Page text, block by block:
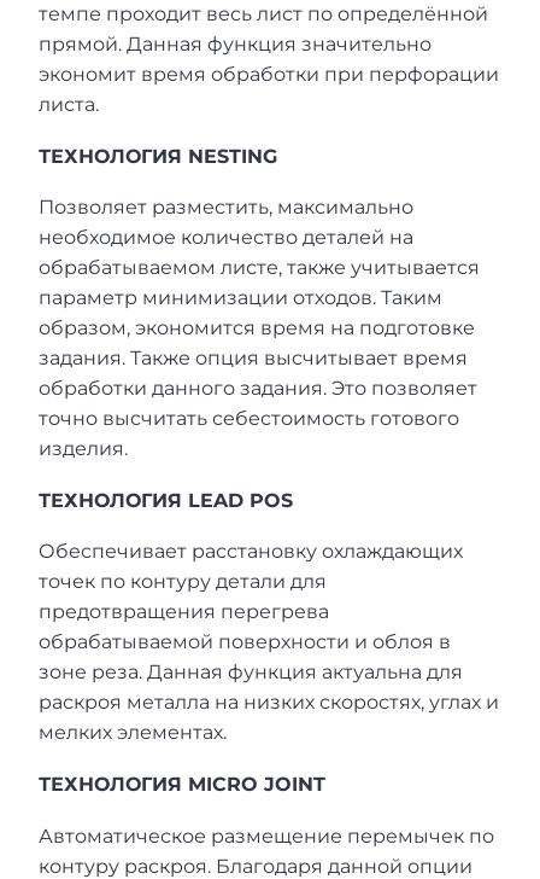
темпе проходит весь лист по определённой
прямой. Данная функция значительно
экономит время обработки при перфорации
листа.
ТЕХНОЛОГИЯ NESTING
Позволяет разместить, максимально
необходимое количество деталей на
обрабатываемом листе, также учитывается
параметр минимизации отходов. Таким
образом, экономится время на подготовке
задания. Также опция высчитывает время
обработки данного задания. Это позволяет
точно высчитать себестоимость готового
изделия.
ТЕХНОЛОГИЯ LEAD POS
Обеспечивает расстановку охлаждающих
точек по контуру детали для
предотвращения перегрева
обрабатываемой поверхности и облоя в
зоне реза. Данная функция актуальна для
раскроя металла на низких скоростях, углах и
мелких элементах.
ТЕХНОЛОГИЯ MICRO JOINT
Автоматическое размещение перемычек по
контуру раскроя. Благодаря данной опции